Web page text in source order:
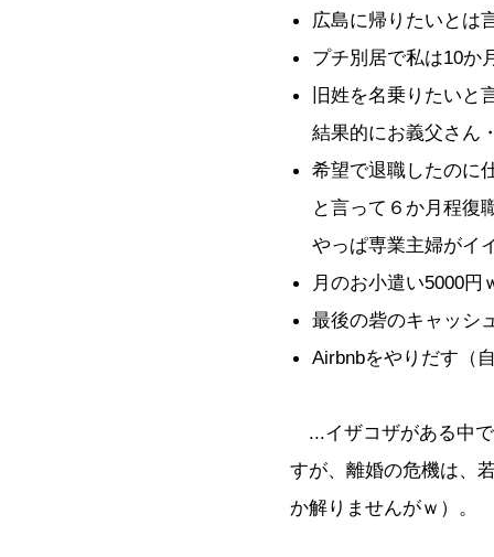
広島に帰りたいとは
プチ別居で私は10か
旧姓を名乗りたいと
結果的にお義父さん
希望で退職したのに
と言って６か月程復
やっぱ専業主婦がイ
月のお小遣い5000円
最後の砦のキャッシ
Airbnbをやりだす（
...イザコザがある中
すが、離婚の危機は、
か解りませんがｗ）。